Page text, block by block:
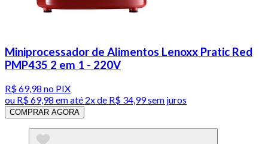
Miniprocessador de Alimentos Lenoxx Pratic Red
PMP435 2 em 1 - 220V
R$ 69,98 no PIX
ou R$ 69,98 em até 2x de R$ 34,99 sem juros
COMPRAR AGORA